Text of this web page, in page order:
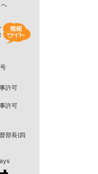
許可
許可
部長(四